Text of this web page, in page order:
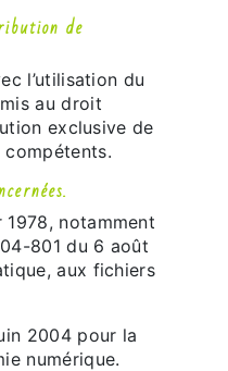
de
l’utilisation du
au droit
exclusive de
1978, notamment
801 du 6 août
aux fichiers
2004 pour la
numérique.